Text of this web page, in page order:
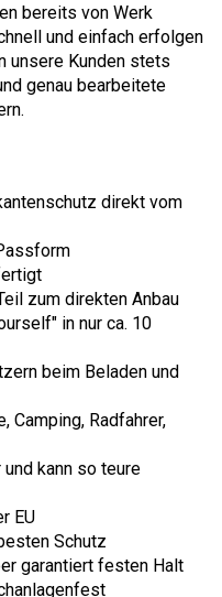
bereits von Werk
und einfach erfolgen
unsere Kunden stets
genau bearbeitete
direkt vom
zum direkten Anbau
in nur ca. 10
beim Beladen und
Camping, Radfahrer,
kann so teure
EU
Schutz
garantiert festen Halt